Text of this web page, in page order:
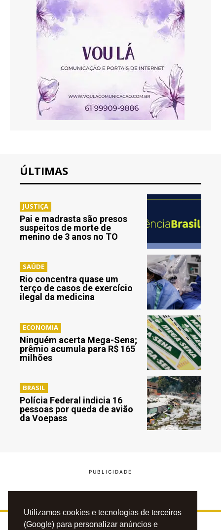
Utilizamos cookies e tecnologias de terceiros
(Google) para personalizar anúncios e
ÚLTIMAS
JUSTIÇA
Pai e madrasta são presos
suspeitos de morte de
menino de 3 anos no TO
SAÚDE
Rio concentra quase um
terço de casos de exercício
ilegal da medicina
ECONOMIA
Ninguém acerta Mega-Sena;
prêmio acumula para R$ 165
milhões
BRASIL
Polícia Federal indicia 16
pessoas por queda de avião
da Voepass